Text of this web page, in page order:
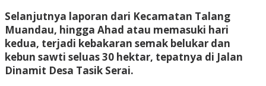
Selanjutnya laporan dari Kecamatan Talang
Muandau, hingga Ahad atau memasuki hari
kedua, terjadi kebakaran semak belukar dan
kebun sawti seluas 30 hektar, tepatnya di Jalan
Dinamit Desa Tasik Serai.